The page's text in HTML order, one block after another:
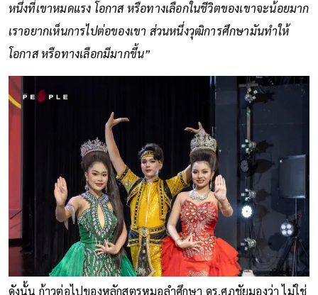
หนึ่งที่เขาหมดแรง โอกาส หรือทางเลือกในชีวิตของเขาจะน้อยมาก
เราอยากเห็นการไปต่อของเขา ส่วนหนึ่งวุฒิการศึกษามันทำให้
โอกาส หรือทางเลือกมีมากขึ้น”
ดังนั้น ก้าวต่อไปของหลักสูตรหมอลำศึกษา ดร.ศุภชัยมองว่า ไม่ใช่